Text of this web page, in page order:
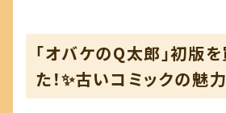
「オバケのQ太郎」初版
た！✨古いコミックの魅